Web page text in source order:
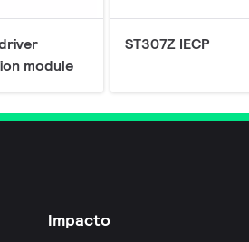
module
ST307Z IECP
Impacto